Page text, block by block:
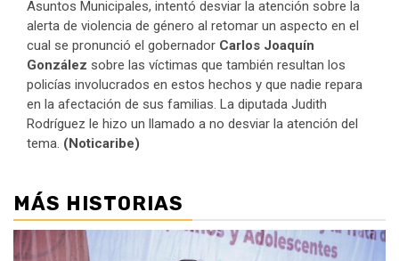
Asuntos Municipales, intentó desviar la atención sobre la
alerta de violencia de género al retomar un aspecto en el
cual se pronunció el gobernador Carlos Joaquín
González sobre las víctimas que también resultan los
policías involucrados en estos hechos y que nadie repara
en la afectación de sus familias. La diputada Judith
Rodríguez le hizo un llamado a no desviar la atención del
tema. (Noticaribe)
MÁS HISTORIAS